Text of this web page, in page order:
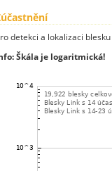
detekci a lokalizaci
Škála je logaritmická!